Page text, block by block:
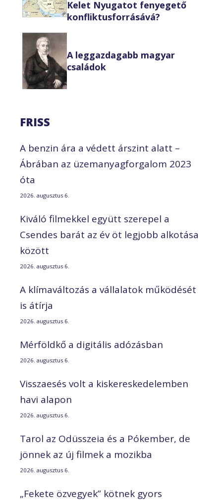
Kelet Nyugatot fenyegető
konfliktusforrásává?
A leggazdagabb magyar
családok
FRISS
A benzin ára a védett árszint alatt –
Ábrában az üzemanyagforgalom 2023
óta
2026. augusztus 6.
Kiváló filmekkel együtt szerepel a
Csendes barát az év öt legjobb alkotása
között
2026. augusztus 6.
A klímaváltozás a vállalatok működését
is átírja
2026. augusztus 6.
Mérföldkő a digitális adózásban
2026. augusztus 6.
Visszaesés volt a kiskereskedelemben
havi alapon
2026. augusztus 6.
Tarol az Odüsszeia és a Pókember, de
jönnek az új filmek a mozikba
2026. augusztus 6.
„Fekete özvegyek” kötnek gyors